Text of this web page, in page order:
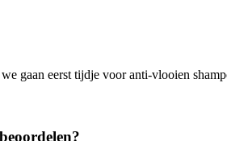
gaan eerst tijdje voor anti-vlooien